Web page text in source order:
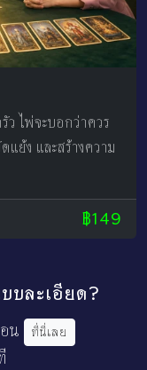
ว ไพ่จะบอกว่าควร
แย้ง และสร้างความ
฿149
บละเอียด?
น ที่นี่เลย